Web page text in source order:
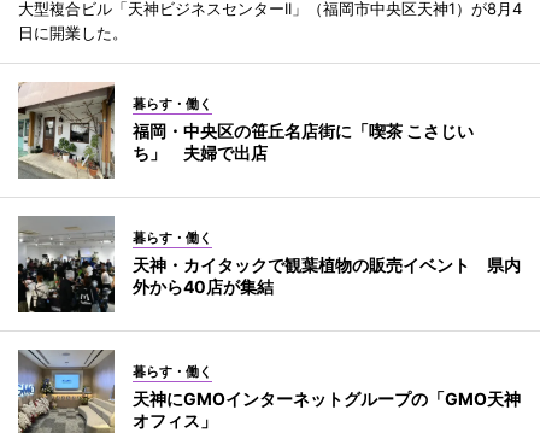
大型複合ビル「天神ビジネスセンターII」（福岡市中央区天神1）が8月4
日に開業した。
暮らす・働く
福岡・中央区の笹丘名店街に「喫茶 こさじい
ち」 夫婦で出店
暮らす・働く
天神・カイタックで観葉植物の販売イベント 県内
外から40店が集結
暮らす・働く
天神にGMOインターネットグループの「GMO天神
オフィス」